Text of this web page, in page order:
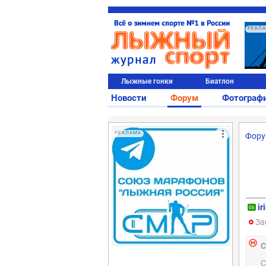
Лыжные гонки Биатлон
Новости Форум
РЕКЛАМА
06